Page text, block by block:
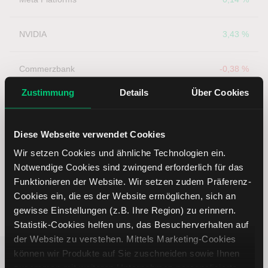
Zustimmung Details Über Cookies
Diese Webseite verwendet Cookies
Wir setzen Cookies und ähnliche Technologien ein.
Notwendige Cookies sind zwingend erforderlich für das
Funktionieren der Website. Wir setzen zudem Präferenz-
Cookies ein, die es der Website ermöglichen, sich an
gewisse Einstellungen (z.B. Ihre Region) zu erinnern.
Statistik-Cookies helfen uns, das Besucherverhalten auf
der Website zu verstehen. Mittels Marketing-Cookies
können wir Produkte auf Sie zuschneiden sowie Ihnen
NVIDIA 3,43 %
Commerzbank -0,38 %
Rheinmetall